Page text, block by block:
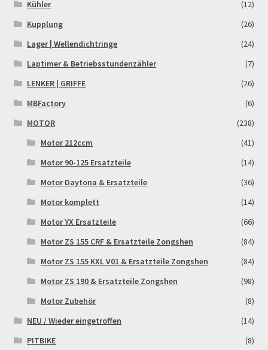
Rennserien-Veranstalter
Reset Password
Shop
Sign Up
Términos y Condiciones Generales
Versandarten
Warenkorb
Widerrufsbelehrung & -formular
Zahlungsarten
Kühler
(12)
Kupplung
(26)
Lager | Wellendichtringe
(24)
Laptimer & Betriebsstundenzähler
(7)
LENKER | GRIFFE
(26)
MBFactory
(6)
MOTOR
(238)
Motor 212ccm
(41)
Motor 90-125 Ersatzteile
(14)
Motor Daytona & Ersatzteile
(36)
Motor komplett
(14)
Motor YX Ersatzteile
(66)
Motor ZS 155 CRF & Ersatzteile Zongshen
(84)
Motor ZS 155 KXL V01 & Ersatzteile Zongshen
(84)
Motor ZS 190 & Ersatzteile Zongshen
(98)
Motor Zubehör
(8)
NEU / Wieder eingetroffen
(14)
PITBIKE
(8)